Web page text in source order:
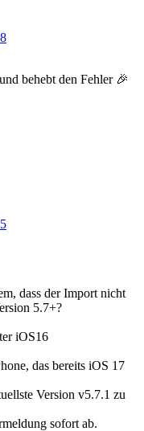
behebt den Fehler 🎉
dass der Import nicht
5.7+?
iOS16
das bereits iOS 17
Version v5.7.1 zu
sofort ab.